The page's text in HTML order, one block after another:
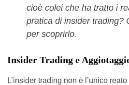
cioè colei che ha tratto i
pratica di insider trading?
per scoprirlo.
Insider Trading e
L’insider trading non è l’unico